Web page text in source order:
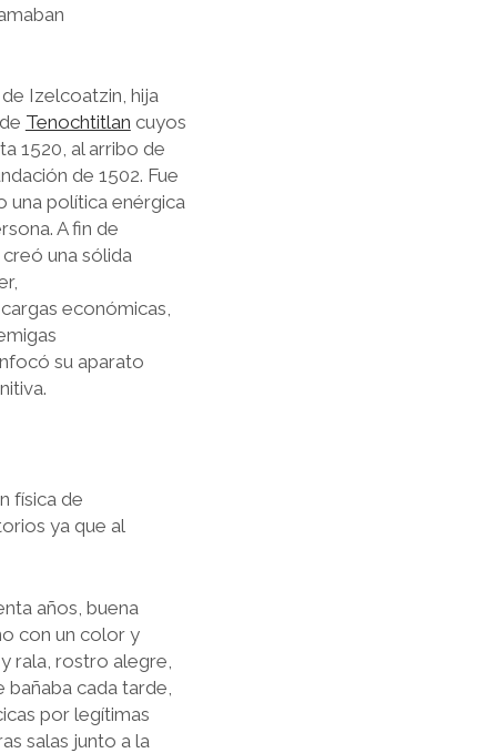
Izelcoatzin, hija
Tenochtitlan cuyos
1520, al arribo de
de 1502. Fue
una política enérgica
A fin de
una sólida
económicas,
su aparato
física de
ya que al
años, buena
con un color y
rala, rostro alegre,
cada tarde,
por legítimas
salas junto a la